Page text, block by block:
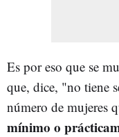
Es por eso que se
que, dice, "no tiene
número de mujeres
mínimo o